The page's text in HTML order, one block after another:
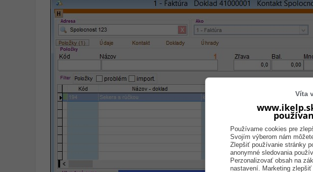
Víta
Používame cookies pre
Svojím výberom nám
Zlepšiť používanie stránky
anonymné sledovania
Perzonalizovať obsah na
nastavení. Marketing